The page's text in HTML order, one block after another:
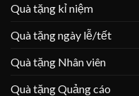
Quà tặng kỉ niệm
Quà tặng ngày lễ/tết
Quà tặng Nhân viên
Quà tặng Quảng cáo